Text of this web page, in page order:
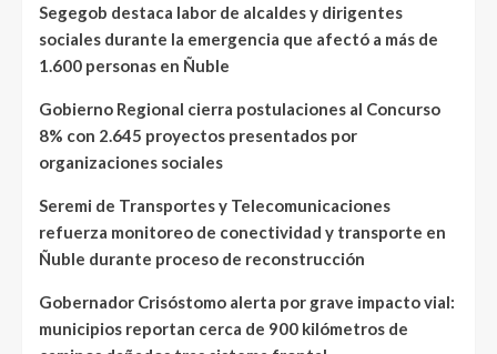
Segegob destaca labor de alcaldes y dirigentes
sociales durante la emergencia que afectó a más de
1.600 personas en Ñuble
Gobierno Regional cierra postulaciones al Concurso
8% con 2.645 proyectos presentados por
organizaciones sociales
Seremi de Transportes y Telecomunicaciones
refuerza monitoreo de conectividad y transporte en
Ñuble durante proceso de reconstrucción
Gobernador Crisóstomo alerta por grave impacto vial:
municipios reportan cerca de 900 kilómetros de